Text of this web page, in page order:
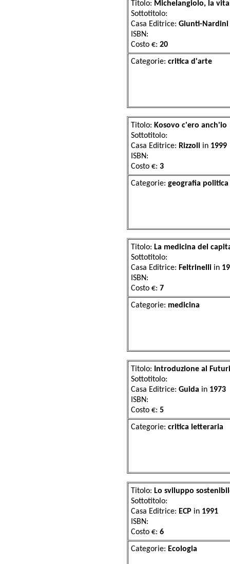
Titolo: Michelangiolo, la
Sottotitolo:
Casa Editrice: Giunti-Nardini
ISBN:
Costo €: 20
Categorie:
Titolo: Kosovo c'ero anch'io
Sottotitolo:
Casa Editrice: Rizzoli in 1999
ISBN:
Costo €: 3
Categorie:
Titolo: La medicina del
Sottotitolo:
Casa Editrice: Feltrinelli in
ISBN:
Costo €: 7
Categorie:
Titolo:
Introduzione al
Sottotitolo:
Casa Editrice: Guida in 1973
ISBN:
Costo €: 5
Categorie:
Titolo: Lo sviluppo
Sottotitolo:
Casa Editrice: ECP in 1991
ISBN:
Costo €: 6
Categorie: